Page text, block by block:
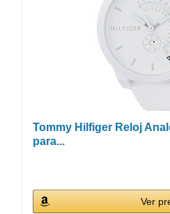
Tommy Hilfiger Reloj
para...
Ver